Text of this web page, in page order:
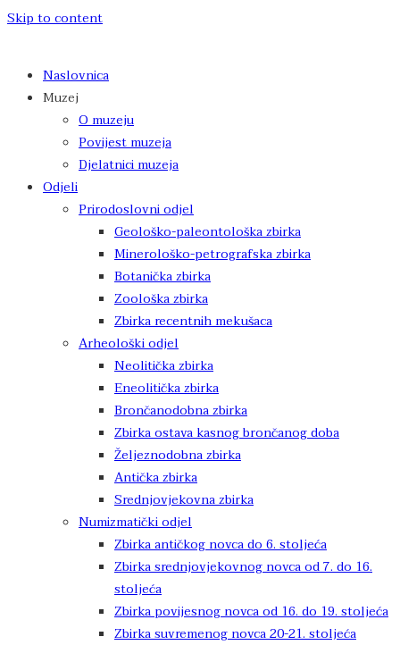
Skip to content
Naslovnica
Muzej
O muzeju
Povijest muzeja
Djelatnici muzeja
Odjeli
Prirodoslovni odjel
Geološko-paleontološka zbirka
Minerološko-petrografska zbirka
Botanička zbirka
Zoološka zbirka
Zbirka recentnih mekušaca
Arheološki odjel
Neolitička zbirka
Eneolitička zbirka
Brončanodobna zbirka
Zbirka ostava kasnog brončanog doba
Željeznodobna zbirka
Antička zbirka
Srednjovjekovna zbirka
Numizmatički odjel
Zbirka antičkog novca do 6. stoljeća
Zbirka srednjovjekovnog novca od 7. do 16.
stoljeća
Zbirka povijesnog novca od 16. do 19. stoljeća
Zbirka suvremenog novca 20-21. stoljeća